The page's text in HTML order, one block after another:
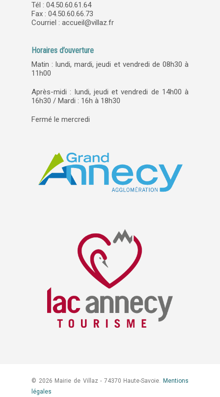
Tél : 04.50.60.61.64
Fax : 04.50.60.66.73
Courriel : accueil@villaz.fr
Horaires d’ouverture
Matin : lundi, mardi, jeudi et vendredi de 08h30 à
11h00
Après-midi : lundi, jeudi et vendredi de 14h00 à
16h30 / Mardi : 16h à 18h30
Fermé le mercredi
© 2026 Mairie de Villaz - 74370 Haute-Savoie. Mentions
légales